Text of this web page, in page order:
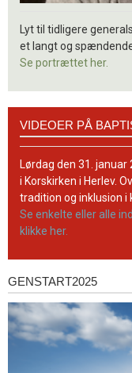
Lyt til tidligere
et langt og
Se portrættet her.
BaptistKirkens
YouTube-
kanal
VIDEOER PÅ
Lørdag den 31.
i Korskirken i Herlev.
tradition og inklusion i
Se enkelte eller alle
klikke her.
Genstart2025
GENSTART2025